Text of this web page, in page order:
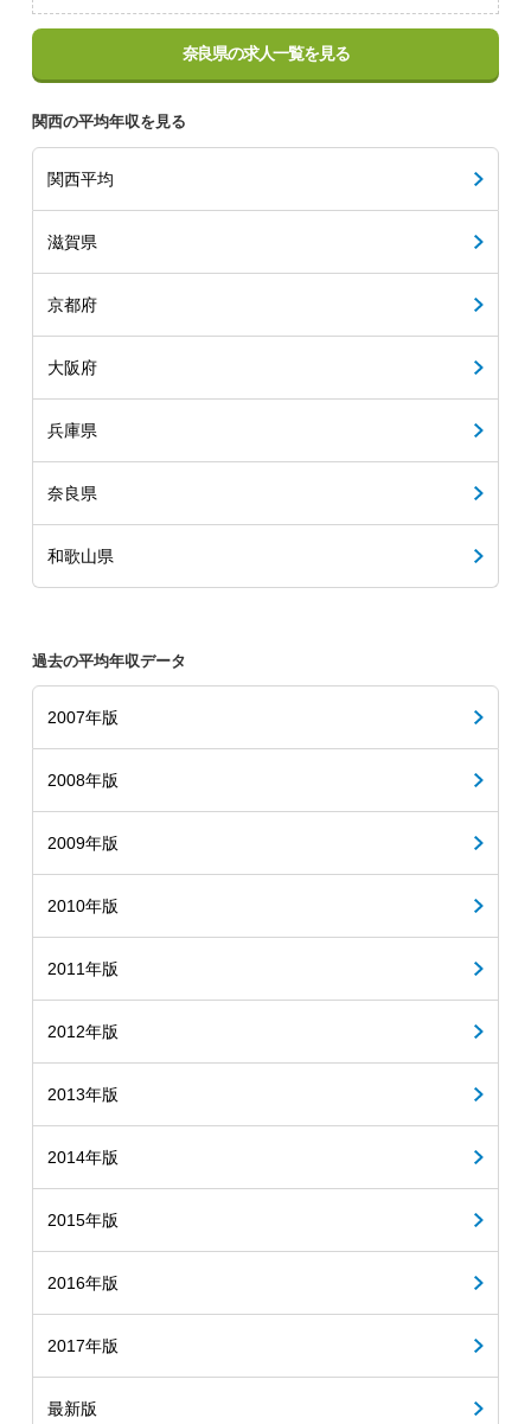
奈良県の求人一覧を見る
関西の平均年収を見る
関西平均
滋賀県
京都府
大阪府
兵庫県
奈良県
和歌山県
過去の平均年収データ
2007年版
2008年版
2009年版
2010年版
2011年版
2012年版
2013年版
2014年版
2015年版
2016年版
2017年版
最新版